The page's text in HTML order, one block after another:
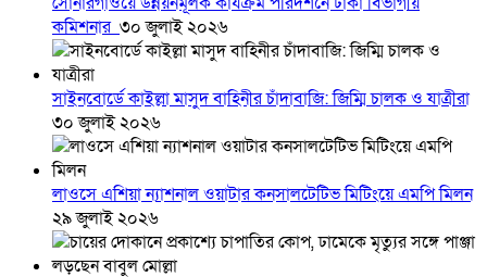
কমিশনার ৩০ জুলাই ২০২৬
সাইনবোর্ডে কাইল্লা মাসুদ বাহিনীর চাঁদাবাজি: জিম্মি চালক ও যাত্রীরা
৩০ জুলাই ২০২৬
লাওসে এশিয়া ন্যাশনাল ওয়াটার কনসালটেটিভ মিটিংয়ে এমপি মিলন
২৯ জুলাই ২০২৬